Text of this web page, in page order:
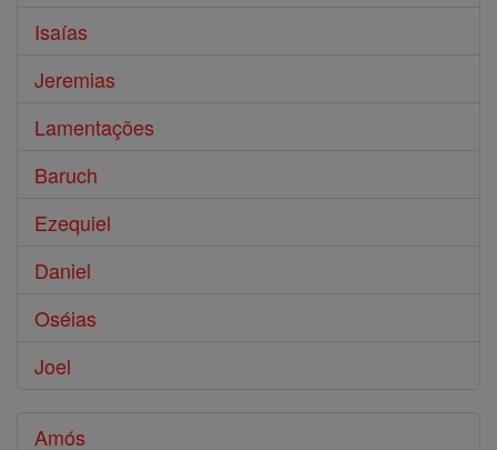
Isaías
Jeremias
Lamentações
Baruch
Ezequiel
Daniel
Oséias
Joel
Amós